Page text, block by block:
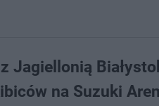
Jagiellonią
na Suzuki